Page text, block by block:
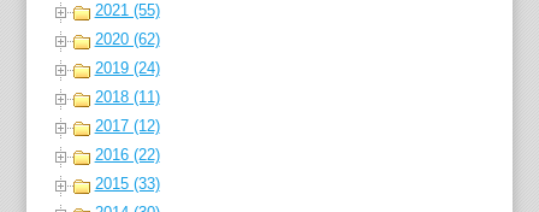
2021 (55)
2020 (62)
2019 (24)
2018 (11)
2017 (12)
2016 (22)
2015 (33)